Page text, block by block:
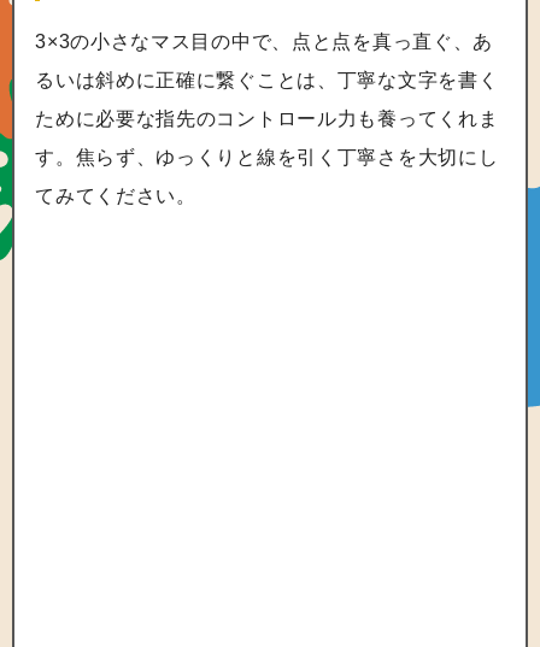
3×3の小さなマス目の中で、点と点を真っ直ぐ、あ
るいは斜めに正確に繋ぐことは、丁寧な文字を書く
ために必要な指先のコントロール力も養ってくれま
す。焦らず、ゆっくりと線を引く丁寧さを大切にし
てみてください。